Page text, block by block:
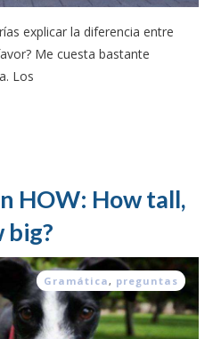
explicar la diferencia entre
Me cuesta bastante
Los
HOW: How tall,
big?
Gramática, preguntas